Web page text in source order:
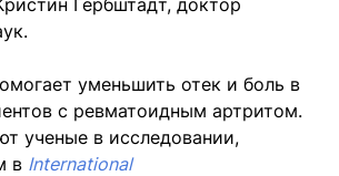
уменьшить отек и боль в
с ревматоидным артритом.
ученые в исследовании,
в International